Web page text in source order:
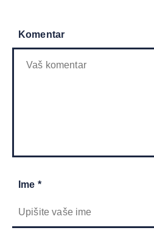
Komentar
Ime *